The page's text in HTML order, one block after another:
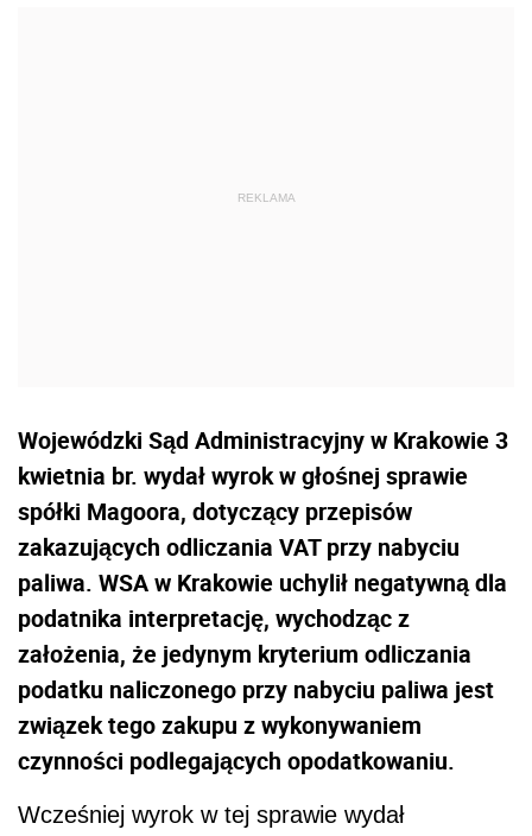
Wojewódzki Sąd Administracyjny w Krakowie 3
kwietnia br. wydał wyrok w głośnej sprawie
spółki Magoora, dotyczący przepisów
zakazujących odliczania VAT przy nabyciu
paliwa. WSA w Krakowie uchylił negatywną dla
podatnika interpretację, wychodząc z
założenia, że jedynym kryterium odliczania
podatku naliczonego przy nabyciu paliwa jest
związek tego zakupu z wykonywaniem
czynności podlegających opodatkowaniu.
Wcześniej wyrok w tej sprawie wydał